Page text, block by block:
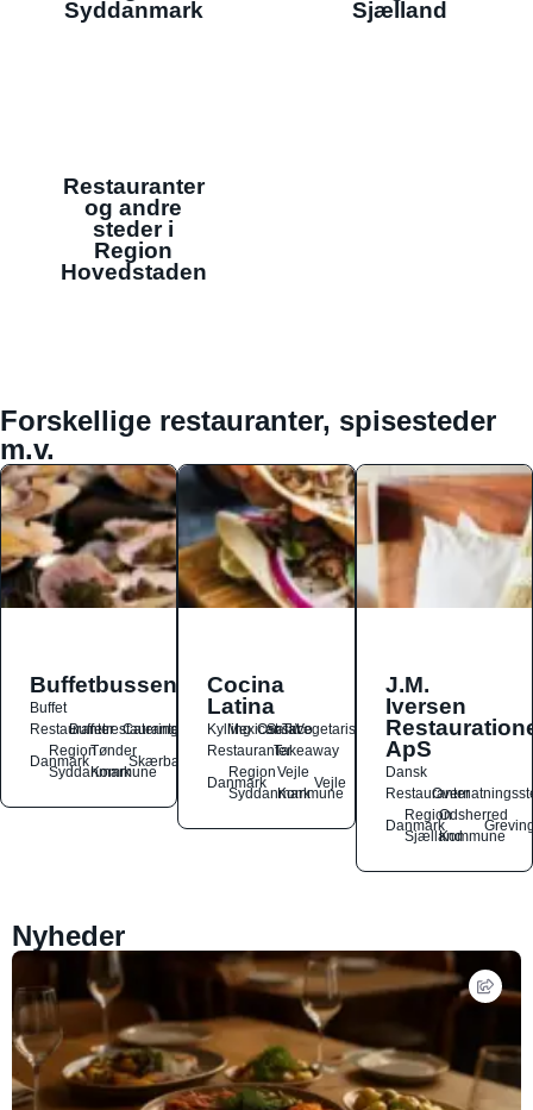
Syddanmark
Sjælland
Restauranter
og andre
steder i
Region
Hovedstaden
Forskellige restauranter, spisesteder
m.v.
Buffetbussen
Buffet
Restauranter
Buffetrestauranter
Catering
Danmark
Region
Syddanmark
Tønder
Kommune
Skærbæk
Cocina
Latina
Kylling
Mexicansk
OstSalat
TacoVegetarisk
RestauranterTakeaway
Danmark
Region
Syddanmark
Vejle
Kommune
Vejle
J.M.
Iversen
ApS
Dansk
Restauranter
Danmark
Region
Sjælland
Odsherred
Kommune
Nyheder